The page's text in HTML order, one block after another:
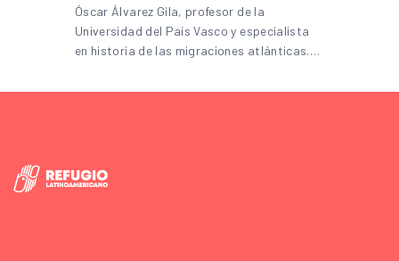
Óscar Álvarez Gila, profesor de la
Universidad del País Vasco y especialista
en historia de las migraciones atlánticas.…